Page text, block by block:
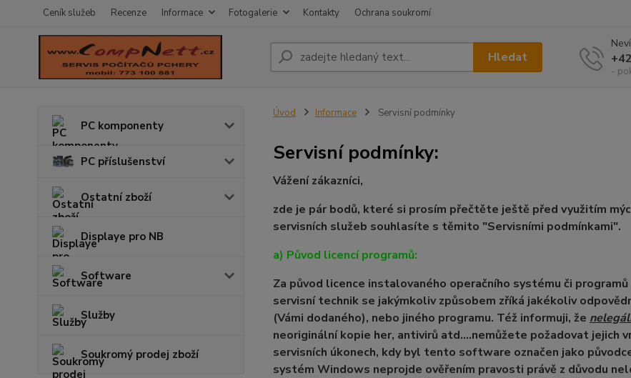
Ceník služeb Recenze Informace Fotogalerie Kontakty Ochrana soukromí
Hledat
-
PC komponenty
PC příslušenství
Ostatní zboží
Displaye pro NB
Software
Služby
Soukromý prodej zboží
Úvod Informace Servisní podmínky
Servisní podmínky:
Vážení zákazníci,
zde je pár bodů, které si prosím přečtěte ještě před využitím
servisních služeb souhlasíte s těmito "Servisními podmínkami".
a) Původ licencí programů:
Za původ licence instalovaného operačního systému či
servisní technik se jakýmkoliv způsobem zříká jakékoliv
(Vámi dodaného), nebo jiného programu. Též informuji, že
neoriginální kopie her, antivirů atd....nemůžete požadovat jejich
servisních úkonech, kdy byl tento software označen jako
systém Windows neprojde ověřením pravosti právě z důvodu